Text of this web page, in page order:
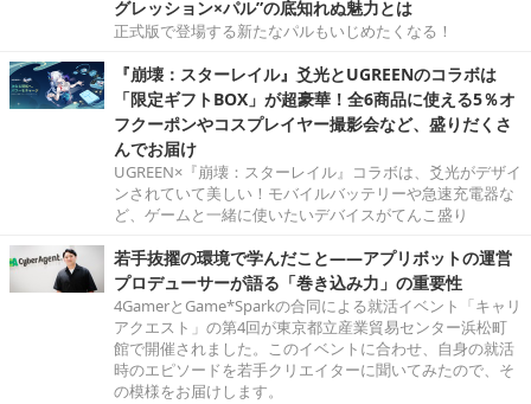
グレッション×パル”の底知れぬ魅力とは
正式版で登場する新たなパルもいじめたくなる！
『崩壊：スターレイル』爻光とUGREENのコラボは
「限定ギフトBOX」が超豪華！全6商品に使える5％オ
フクーポンやコスプレイヤー撮影会など、盛りだくさ
んでお届け
UGREEN×『崩壊：スターレイル』コラボは、爻光がデザイ
ンされていて美しい！モバイルバッテリーや急速充電器な
ど、ゲームと一緒に使いたいデバイスがてんこ盛り
若手抜擢の環境で学んだこと――アプリボットの運営
プロデューサーが語る「巻き込み力」の重要性
4GamerとGame*Sparkの合同による就活イベント「キャリ
アクエスト」の第4回が東京都立産業貿易センター浜松町
館で開催されました。このイベントに合わせ、自身の就活
時のエピソードを若手クリエイターに聞いてみたので、そ
の模様をお届けします。